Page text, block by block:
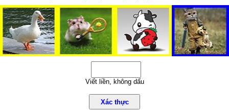
Viết liền, không dấu
Xác thực